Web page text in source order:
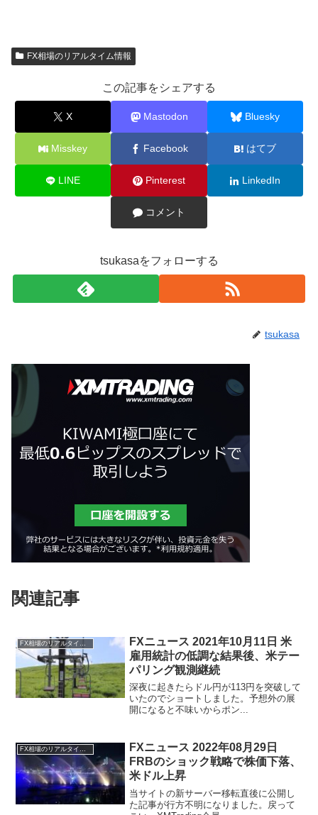
FX相場のリアルタイム情報
この記事をシェアする
X Mastodon Bluesky
Misskey Facebook はてブ
LINE Pinterest LinkedIn
コメント
tsukasaをフォローする
tsukasa
関連記事
FX相場のリアルタイム情報
FXニュース 2021年10月11日 米
雇用統計の低調な結果後、米テー
パリング観測継続
深夜に起きたらドル円が113円を突破して
いたのでショートしました。予想外の展
開になると不味いからポン...
FX相場のリアルタイム情報
FXニュース 2022年08月29日
FRBのショック戦略で株価下落、
米ドル上昇
当サイトの新サーバー移転直後に公開し
た記事が行方不明になりました。戻って